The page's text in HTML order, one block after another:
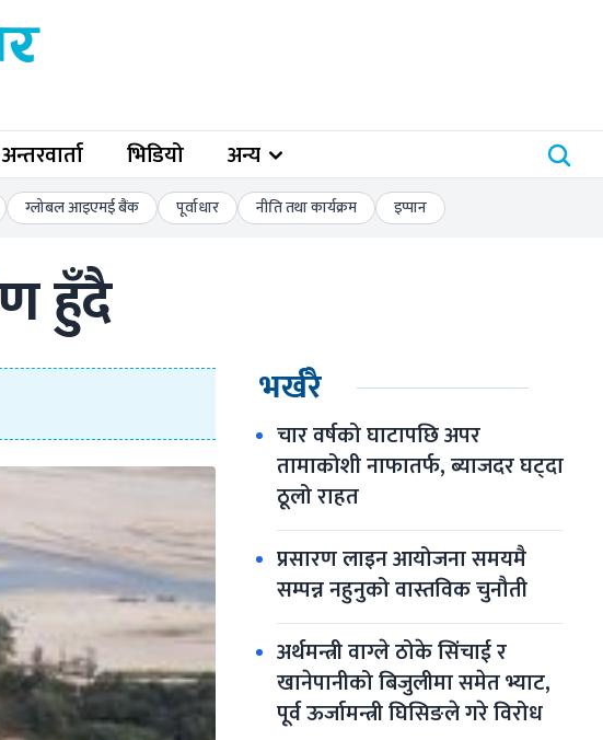
अन्तरवार्ता भिडियो अन्य
ग्लोबल आइएमई बैंक पूर्वाधार नीति तथा कार्यक्रम इप्पान
हुँदै
भर्खरै
चार वर्षको घाटापछि अपर
तामाकोशी नाफातर्फ, ब्याजदर घट्दा
ठूलो राहत
प्रसारण लाइन आयोजना समयमै
सम्पन्न नहुनुको वास्तविक चुनौती
अर्थमन्त्री वाग्ले ठोके सिंचाई र
खानेपानीको बिजुलीमा समेत भ्याट,
पूर्व ऊर्जामन्त्री घिसिङले गरे विरोध